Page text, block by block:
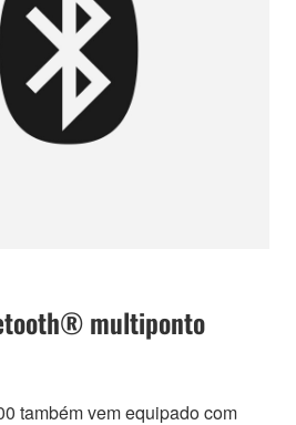
multiponto
também vem equipado com